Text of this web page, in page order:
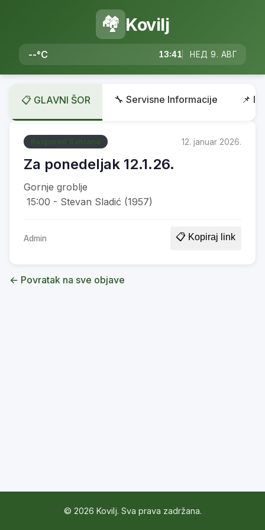
🏘️ Kovilj
--°C 13:41 НЕД 9. АВГ
📋 GLAVNI ŠOR 🔧 Servisne Informacije 📌
Raspored Sahrana 12. januar 2026.
Za ponedeljak 12.1.26.
Gornje groblje
15:00 - Stevan Sladić (1957)
Admin 📋 Kopiraj link
← Povratak na sve objave
© 2026 Kovilj. Sva prava zadržana.